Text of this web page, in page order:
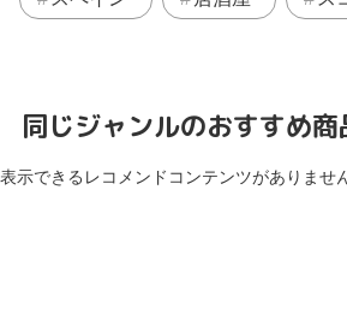
同じジャンルのおすすめ商
表示できるレコメンドコンテンツがありませ